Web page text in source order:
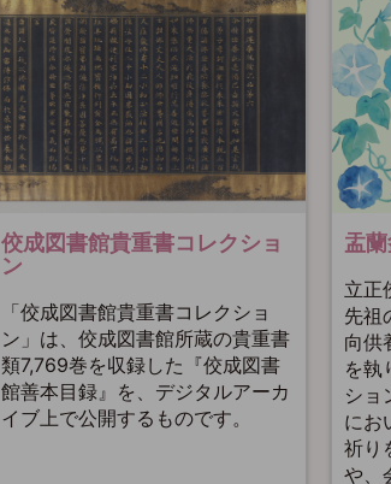
佼成図書館貴重書コレクショ
ン
「佼成図書館貴重書コレクショ
ン」は、佼成図書館所蔵の貴重書
類7,769巻を収録した『佼成図書
館善本目録』を、デジタルアーカ
イブ上で公開するものです。
盂
立正
先祖
向供
を執
ショ
にお
祈り
や、